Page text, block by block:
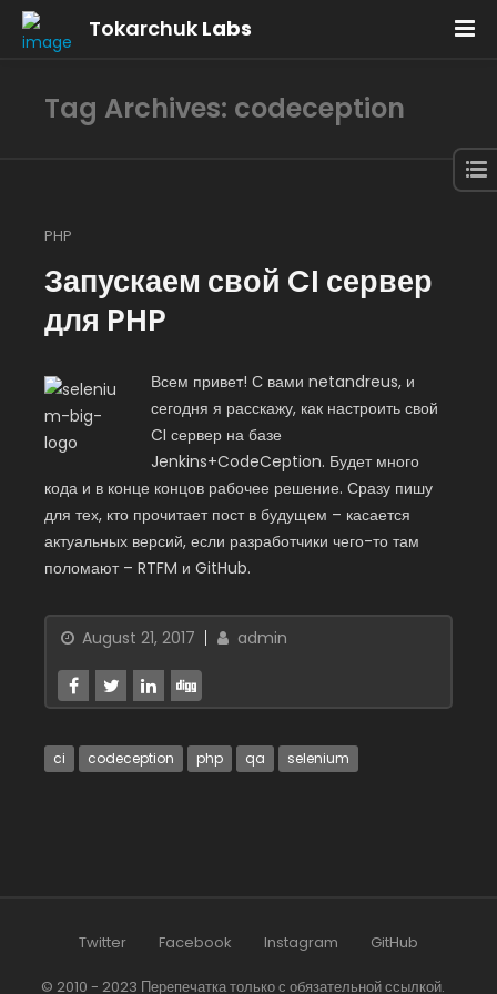
Tokarchuk Labs
Tag Archives: codeception
PHP
Запускаем свой CI сервер
для PHP
Всем привет! С вами netandreus, и
сегодня я расскажу, как настроить свой
CI сервер на базе
Jenkins+CodeCeption. Будет много
кода и в конце концов рабочее решение. Сразу пишу
для тех, кто прочитает пост в будущем – касается
актуальных версий, если разработчики чего-то там
поломают – RTFM и GitHub.
August 21, 2017 admin
ci codeception php qa selenium
Twitter Facebook Instagram GitHub
© 2010 - 2023 Перепечатка только с обязательной ссылкой.